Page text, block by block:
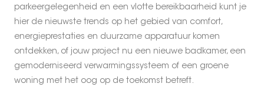
parkeergelegenheid en een vlotte bereikbaarheid kunt je
hier de nieuwste trends op het gebied van comfort,
energieprestaties en duurzame apparatuur komen
ontdekken, of jouw project nu een nieuwe badkamer, een
gemoderniseerd verwarmingssysteem of een groene
woning met het oog op de toekomst betreft.